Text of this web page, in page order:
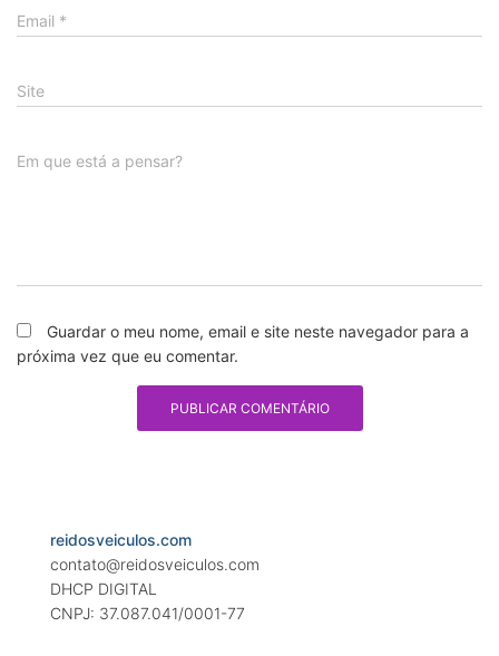
Email *
Site
Em que está a pensar?
Guardar o meu nome, email e site neste navegador para a
próxima vez que eu comentar.
reidosveiculos.com
contato@reidosveiculos.com
DHCP DIGITAL
CNPJ: 37.087.041/0001-77